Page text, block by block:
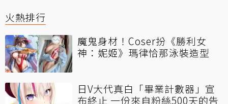
火熱排行
魔鬼身材！Coser扮《勝利女
神：妮姬》瑪律恰那泳裝造型
日V大代真白「畢業計數器」宣
布終止 一份來自粉絲500天的告